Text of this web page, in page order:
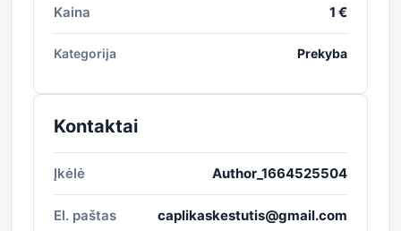
Kaina 1 €
Kategorija Prekyba
Kontaktai
Įkėlė Author_1664525504
El. paštas caplikaskestutis@gmail.com